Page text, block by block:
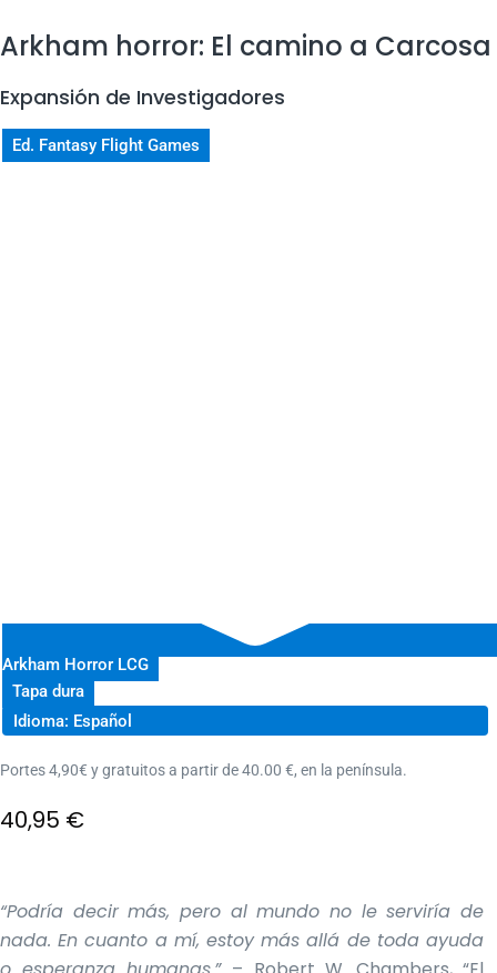
Arkham horror: El camino a Carcosa
Expansión de Investigadores
Ed. Fantasy Flight Games
Arkham Horror LCG
Tapa dura
Idioma: Español
Portes 4,90€ y gratuitos a partir de 40.00 €, en la península.
40,95 €
“Podría decir más, pero al mundo no le serviría de
nada. En cuanto a mí, estoy más allá de toda ayuda